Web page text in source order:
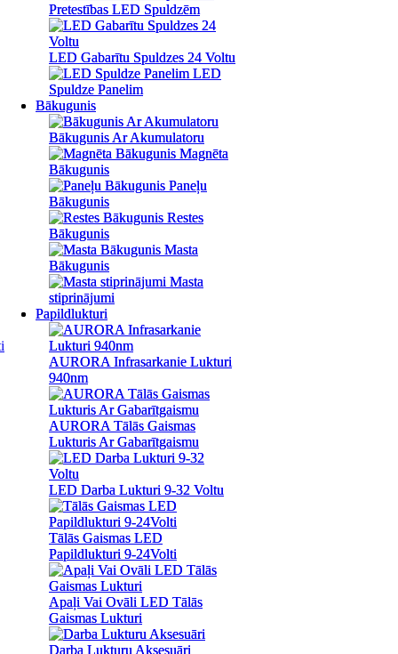
Pretestības LED Spuldzēm
LED Gabarītu Spuldzes 24 Voltu
LED
Spuldze Panelim
Bākugunis
Bākugunis Ar Akumulatoru
Magnēta
Bākugunis
Paneļu
Bākugunis
Restes
Bākugunis
Masta
Bākugunis
Masta
stiprinājumi
Papildlukturi
AURORA Infrasarkanie Lukturi
940nm
AURORA Tālās Gaismas
Lukturis Ar Gabarītgaismu
LED Darba Lukturi 9-32 Voltu
Tālās Gaismas LED
Papildlukturi 9-24Volti
Apaļi Vai Ovāli LED Tālās
Gaismas Lukturi
Darba Lukturu Aksesuāri
Pretestības LED Spuldzēm
LED Gabarītu Spuldzes 24 Voltu
LED
Spuldze Panelim
Bākugunis
Bākugunis Ar Akumulatoru
Magnēta
Bākugunis
Paneļu
Bākugunis
Restes
Bākugunis
Masta
Bākugunis
Masta
stiprinājumi
Papildlukturi
AURORA Infrasarkanie Lukturi
940nm
AURORA Tālās Gaismas
Lukturis Ar Gabarītgaismu
LED Darba Lukturi 9-32 Voltu
Tālās Gaismas LED
Papildlukturi 9-24Volti
Apaļi Vai Ovāli LED Tālās
Gaismas Lukturi
Darba Lukturu Aksesuāri